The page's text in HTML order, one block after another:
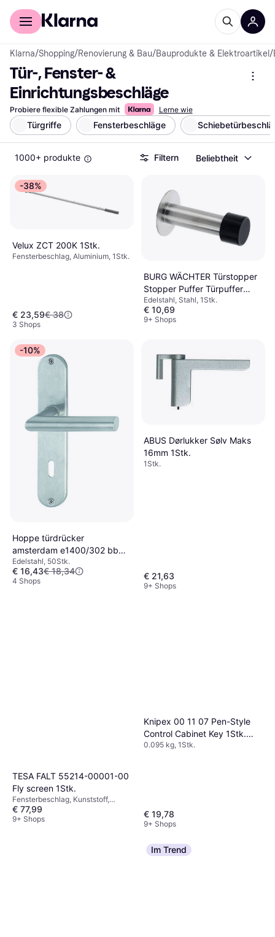
Für Shopper
Klarna/Shopping/Renovierung & Bau/Bauprodukte & Elektroartikel /
Tür-, Fenster- &
Einrichtungsbeschläge
Probiere flexible Zahlungen mit Lerne wie
Türgriffe Fensterbeschläge
1000+ produkte Filtern Beliebtheit
-38%
Velux ZCT 200K 1Stk.
Fensterbeschlag, Aluminium, 1Stk.
€ 23,59€ 38
3 Shops
BURG WÄCHTER Türstopper
Stopper Puffer Türpuffer
1Stk.
Edelstahl, Stahl, 1Stk.
€ 10,69
9+ Shops
-10%
Hoppe türdrücker
amsterdam e1400/302 bb
f69 türgriff türbeschlag
50Stk.
Edelstahl, 50Stk.
€ 16,43€ 18,34
4 Shops
ABUS Dørlukker Sølv Maks
16mm 1Stk.
1Stk.
€ 21,63
9+ Shops
TESA FALT 55214-00001-00
Fly screen 1Stk.
Fensterbeschlag, Kunststoff,
Aluminium, 1.75 kg, 1Stk.
€ 77,99
9+ Shops
Knipex 00 11 07 Pen-Style
Control Cabinet Key 1Stk.
145x110mm
0.095 kg, 1Stk.
€ 19,78
9+ Shops
Im Trend